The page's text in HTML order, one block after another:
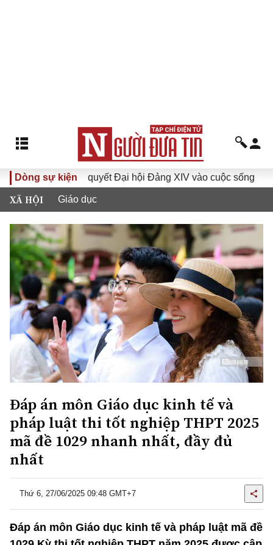
Dòng sự kiện
Đưa Nghị quyết Đại hội Đảng XIV vào cuộc sống
XÃ HỘI Giáo dục
Đáp án môn Giáo dục kinh tế và
pháp luật thi tốt nghiệp THPT 2025
mã đề 1029 nhanh nhất, đầy đủ
nhất
Thứ 6, 27/06/2025 09:48 GMT+7
Đáp án môn Giáo dục kinh tế và pháp luật mã đề